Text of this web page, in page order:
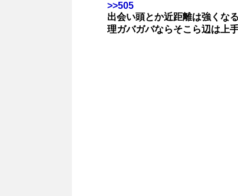
>>505
出会い頭とか近距離は強くな
理ガバガバならそこら辺は上